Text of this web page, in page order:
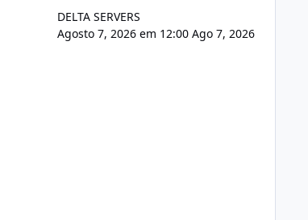
DELTA SERVERS
Agosto 7, 2026 em 12:00 Ago 7, 2026